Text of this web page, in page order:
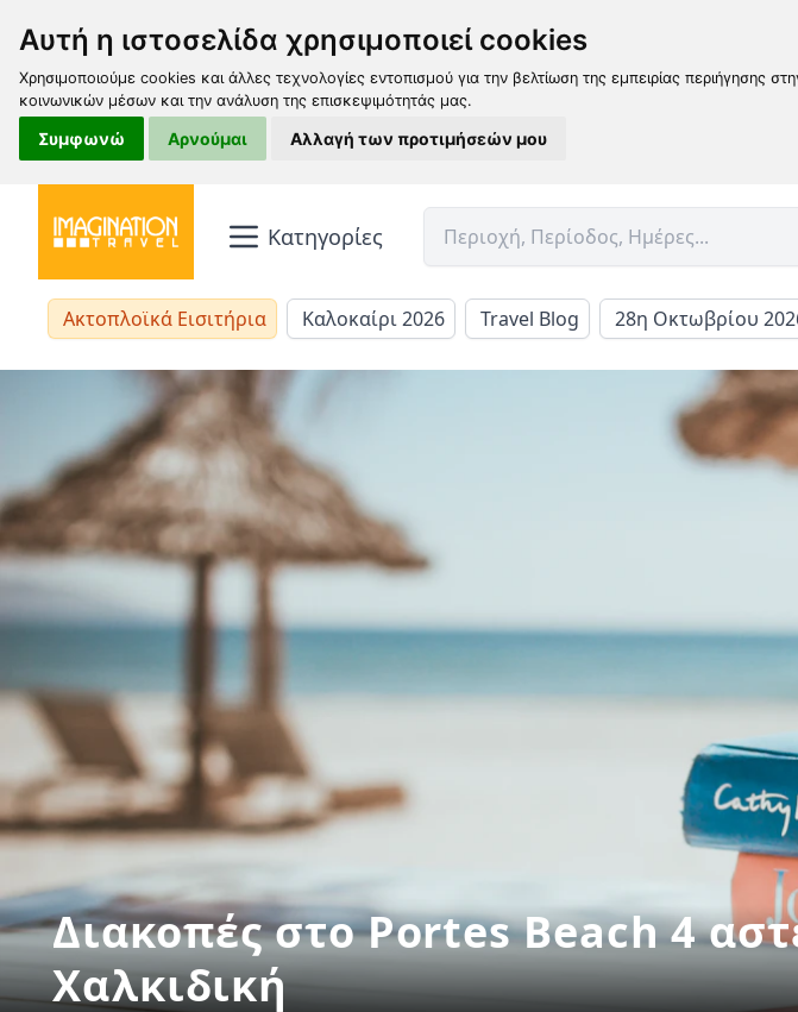
Αυτή η ιστοσελίδα χρησιμοποιεί cookies
Χρησιμοποιούμε cookies και άλλες τεχνολογίες εντοπισμού για την βελτίωση της εμπειρίας περιήγησης
κοινωνικών μέσων και την ανάλυση της επισκεψιμότητάς μας.
Συμφωνώ Αρνούμαι Αλλαγή των προτιμήσεών μου
Κατηγορίες
Ακτοπλοϊκά Εισιτήρια Καλοκαίρι 2026 Travel Blog 28η Οκτωβρίου
Διακοπές στο Portes Beach 4
Χαλκιδική